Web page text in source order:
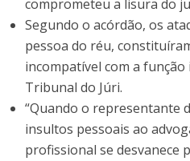
comprometeu a lisura do
Segundo o acórdão, os
pessoa do réu,
incompatível com a
Tribunal do Júri.
“Quando o representante
insultos pessoais ao
profissional se desvanece